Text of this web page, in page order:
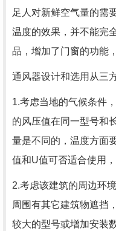
足人对新鲜空气量的需
温度的效果，并不能完
品，增加了门窗的功能
通风器设计和选用从三
1.考虑当地的气候条件
的风压值在同一型号和
量是不同的，温度方面
值和U值可否适合使用
2.考虑该建筑的周边环
周围有其它建筑物遮挡
较大的型号或增加安装